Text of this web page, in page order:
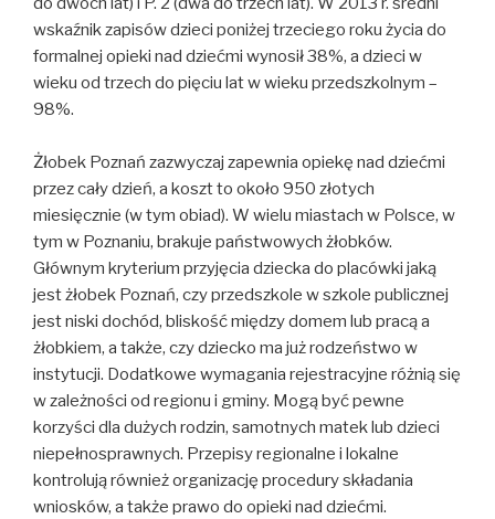
wskaźnik zapisów dzieci poniżej trzeciego roku życia do
formalnej opieki nad dziećmi wynosił 38%, a dzieci w
wieku od trzech do pięciu lat w wieku przedszkolnym –
98%.
Żłobek Poznań zazwyczaj zapewnia opiekę nad dziećmi
przez cały dzień, a koszt to około 950 złotych
miesięcznie (w tym obiad). W wielu miastach w Polsce, w
tym w Poznaniu, brakuje państwowych żłobków.
Głównym kryterium przyjęcia dziecka do placówki jaką
jest żłobek Poznań, czy przedszkole w szkole publicznej
jest niski dochód, bliskość między domem lub pracą a
żłobkiem, a także, czy dziecko ma już rodzeństwo w
instytucji. Dodatkowe wymagania rejestracyjne różnią się
w zależności od regionu i gminy. Mogą być pewne
korzyści dla dużych rodzin, samotnych matek lub dzieci
niepełnosprawnych. Przepisy regionalne i lokalne
kontrolują również organizację procedury składania
wniosków, a także prawo do opieki nad dziećmi.